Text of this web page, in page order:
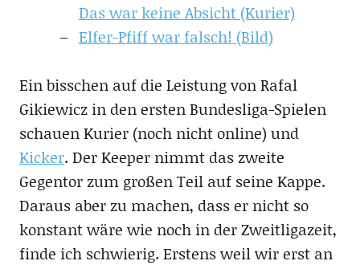
Das war keine Absicht (Kurier)
Elfer-Pfiff war falsch! (Bild)
Ein bisschen auf die Leistung von Rafal
Gikiewicz in den ersten Bundesliga-Spielen
schauen Kurier (noch nicht online) und
Kicker. Der Keeper nimmt das zweite
Gegentor zum großen Teil auf seine Kappe.
Daraus aber zu machen, dass er nicht so
konstant wäre wie noch in der Zweitligazeit,
finde ich schwierig. Erstens weil wir erst an